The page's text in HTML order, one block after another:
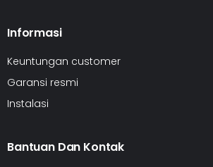
Informasi
Keuntungan customer
Garansi resmi
Instalasi
Bantuan Dan Kontak